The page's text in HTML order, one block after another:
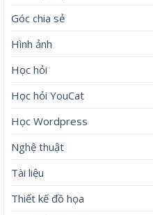
Góc chia sẻ
Hình ảnh
Học hỏi
Học hỏi YouCat
Học Wordpress
Nghệ thuật
Tài liệu
Thiết kế đồ họa